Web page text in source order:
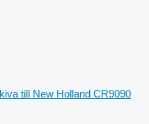
till New Holland CR9090